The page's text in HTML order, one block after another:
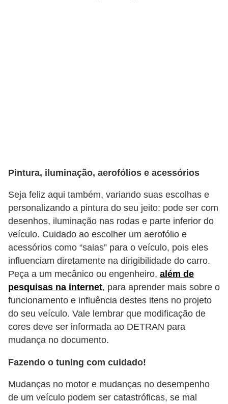
Pintura, iluminação, aerofólios e acessórios
Seja feliz aqui também, variando suas escolhas e
personalizando a pintura do seu jeito: pode ser com
desenhos, iluminação nas rodas e parte inferior do
veículo. Cuidado ao escolher um aerofólio e
acessórios como “saias” para o veículo, pois eles
influenciam diretamente na dirigibilidade do carro.
Peça a um mecânico ou engenheiro, além de
pesquisas na internet, para aprender mais sobre o
funcionamento e influência destes itens no projeto
do seu veículo. Vale lembrar que modificação de
cores deve ser informada ao DETRAN para
mudança no documento.
Fazendo o tuning com cuidado!
Mudanças no motor e mudanças no desempenho
de um veículo podem ser catastróficas, se mal